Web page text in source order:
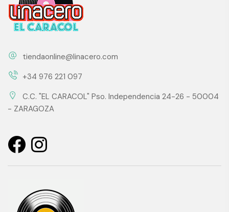
tiendaonline@linacero.com
+34 976 221 097
C.C. "EL CARACOL" Pso. Independencia 24-26 - 50004
- ZARAGOZA